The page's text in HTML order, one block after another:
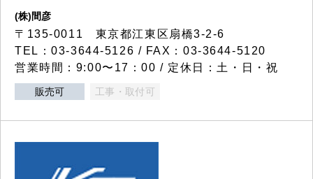
(株)間彦
〒135-0011 東京都江東区扇橋3-2-6
TEL：03-3644-5126 / FAX：03-3644-5120
営業時間：9:00〜17：00 / 定休日：土・日・祝
販売可 工事・取付可